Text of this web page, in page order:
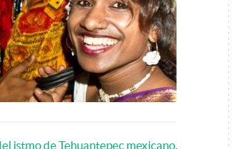
istmo de Tehuantepec mexicano,